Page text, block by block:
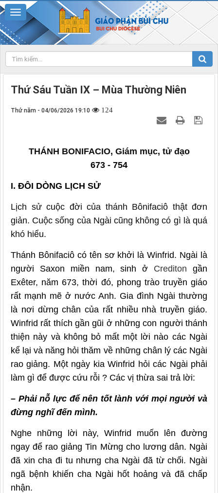
Thứ Sáu Tuần IX – Mùa Thường Niên
Thứ năm - 04/06/2026 19:10 124
THÁNH BONIFACIO, Giám mục, tử đạo
673 - 754
I. ĐÔI DÒNG LỊCH SỬ
Lịch sử cuộc đời của thánh Bônifaciô thật đơn
giản. Cuộc sống của Ngài cũng không có gì là quá
khó hiểu.
Thánh Bônifaciô có tên sơ khởi là Winfrid. Ngài là
người Saxon miền nam, sinh ở Crediton gần
Exêter, năm 673, thời đó, phong trào truyền giáo
rất mạnh mẽ ở nước Anh. Gia đình Ngài thường
là nơi dừng chân của rất nhiều nhà truyền giáo.
Winfrid rất thích gần gũi ở những con người thánh
thiện này và không bỏ mất một lời nào các Ngài
kể lại và năng hỏi thăm về những chân lý các Ngài
rao giảng. Một ngày kia Winfrid hỏi các Ngài phải
làm gì để được cứu rỗi ? Các vị thừa sai trả lời:
– Phải nỗ lực để nên tốt lành với mọi người và
đừng nghĩ đến mình.
Nghe những lời này, Winfrid muốn lên đường
ngay để rao giảng Tin Mừng cho lương dân. Ngài
đã xin cha đi tu nhưng cha Ngài đã từ chối. Ngài
ngã bệnh khiến cha Ngài hốt hoảng và đã chấp
nhận.